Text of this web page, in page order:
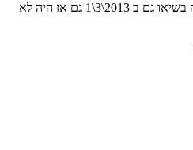
דעתי על המשפט הזה ש VTI היה בשיאו גם ב 2013\3\1 גם אז היה לא